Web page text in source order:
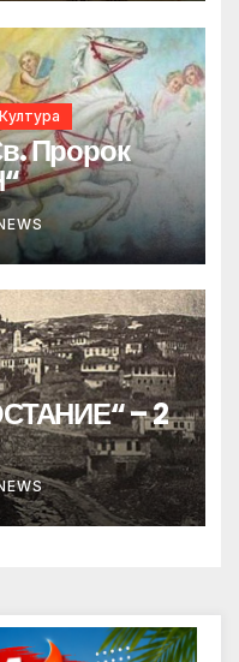
Пророк
– 2